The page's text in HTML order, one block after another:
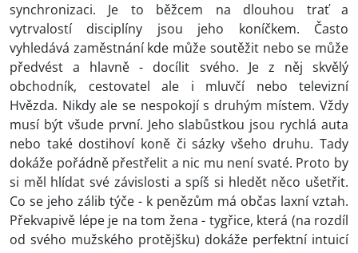
synchronizaci. Je to běžcem na dlouhou trať a
vytrvalostí disciplíny jsou jeho koníčkem. Často
vyhledává zaměstnání kde může soutěžit nebo se může
předvést a hlavně - docílit svého. Je z něj skvělý
obchodník, cestovatel ale i mluvčí nebo televizní
Hvězda. Nikdy ale se nespokojí s druhým místem. Vždy
musí být všude první. Jeho slabůstkou jsou rychlá auta
nebo také dostihoví koně či sázky všeho druhu. Tady
dokáže pořádně přestřelit a nic mu není svaté. Proto by
si měl hlídat své závislosti a spíš si hledět něco ušetřit.
Co se jeho zálib týče - k penězům má občas laxní vztah.
Překvapivě lépe je na tom žena - tygřice, která (na rozdíl
od svého mužského protějšku) dokáže perfektní intuicí